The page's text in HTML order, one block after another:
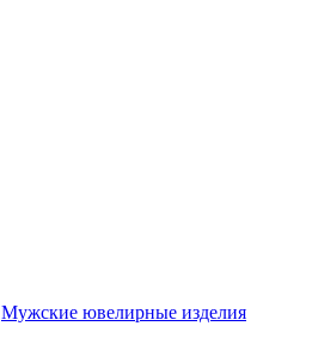
Мужские ювелирные изделия